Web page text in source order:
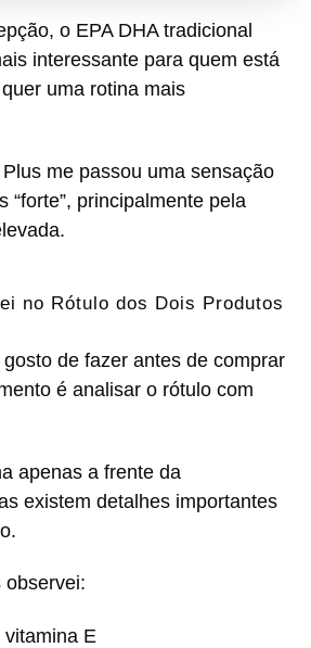
o EPA DHA tradicional
interessante para quem está
uma rotina mais
me passou uma sensação
“forte”, principalmente pela
no Rótulo dos Dois Produtos
de fazer antes de comprar
é analisar o rótulo com
apenas a frente da
existem detalhes importantes
observei:
E